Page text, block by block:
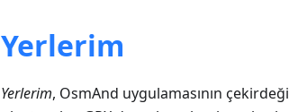
Yerlerim
Yerlerim, OsmAnd uygulamasının